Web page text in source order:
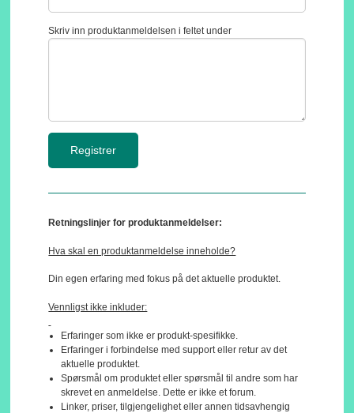
Skriv inn produktanmeldelsen i feltet under
Retningslinjer for produktanmeldelser:
Hva skal en produktanmeldelse inneholde?
Din egen erfaring med fokus på det aktuelle produktet.
Vennligst ikke inkluder:
Erfaringer som ikke er produkt-spesifikke.
Erfaringer i forbindelse med support eller retur av det
aktuelle produktet.
Spørsmål om produktet eller spørsmål til andre som har
skrevet en anmeldelse. Dette er ikke et forum.
Linker, priser, tilgjengelighet eller annen tidsavhengig